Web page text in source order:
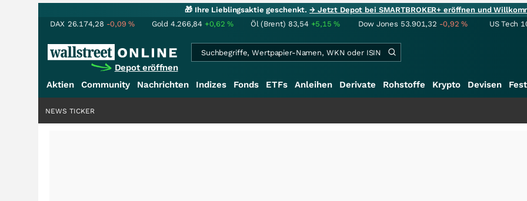
🎁 Ihre Lieblingsaktie geschenkt.→ Jetzt Depot bei SMARTBROKER+ eröffnen und
DAX 26.174,28 -0,09% Gold 4.266,84 +0,62% Öl (Brent) 83,54 +5,15% Dow Jones 53.901,32 -0,92% US Tech
Depot eröffnen
Aktien Community Nachrichten Indizes Fonds ETFs Anleihen Derivate Rohstoffe Krypto Devisen
NEWS TICKER